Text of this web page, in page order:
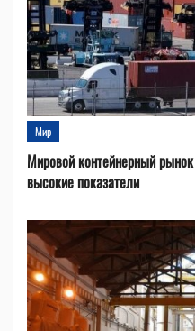
Мир
Мировой контейнерный
высокие показатели